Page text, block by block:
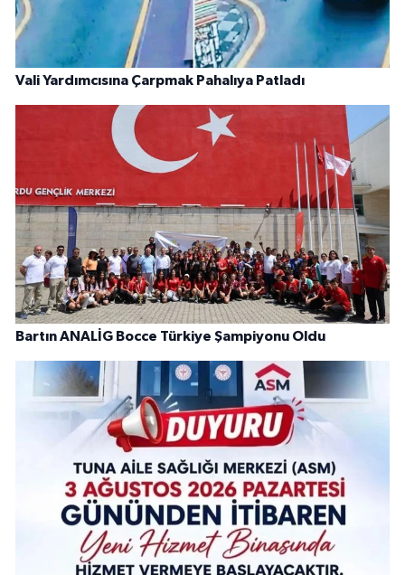
Vali Yardımcısına Çarpmak Pahalıya Patladı
Bartın ANALİG Bocce Türkiye Şampiyonu Oldu